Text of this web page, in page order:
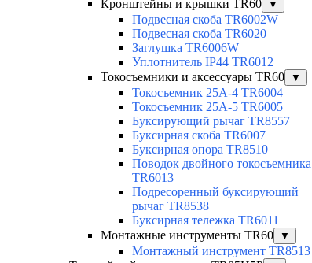
Кронштейны и крышки TR60
▼
Подвесная скоба TR6002W
Подвесная скоба TR6020
Заглушка TR6006W
Уплотнитель IP44 TR6012
Токосъемники и аксессуары TR60
▼
Токосъемник 25А-4 TR6004
Токосъемник 25А-5 TR6005
Буксирующий рычаг TR8557
Буксирная скоба TR6007
Буксирная опора TR8510
Поводок двойного токосъемника
TR6013
Подресоренный буксирующий
рычаг TR8538
Буксирная тележка TR6011
Монтажные инструменты TR60
▼
Монтажный инструмент TR8513